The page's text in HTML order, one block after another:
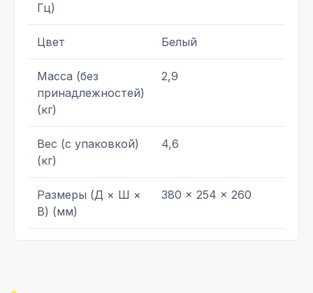
Гц)
Цвет Белый
Масса (без
принадлежностей)
(кг)
2,9
Вес (с упаковкой)
(кг)
4,6
Размеры (Д × Ш ×
В) (мм)
380 x 254 x 260